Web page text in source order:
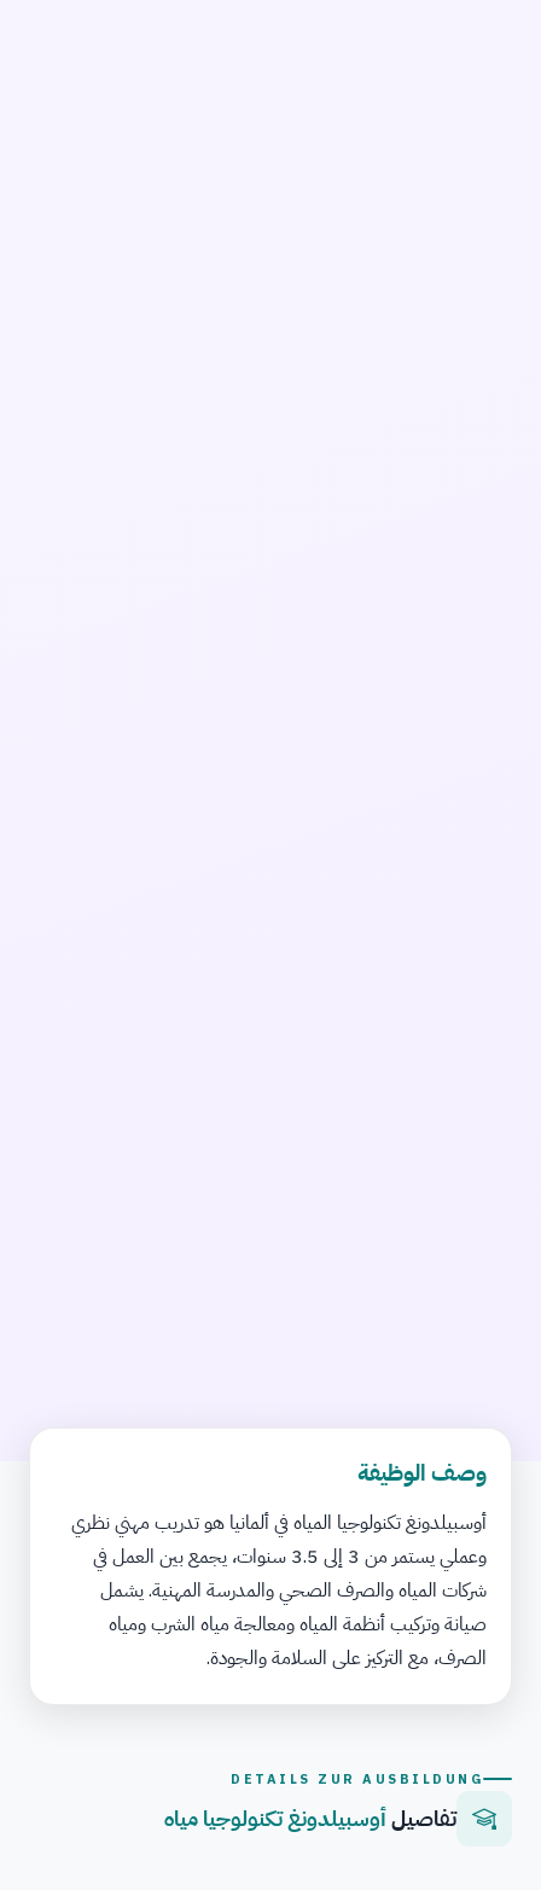
وصف الوظيفة
أوسبيلدونغ تكنولوجيا المياه في ألمانيا هو تدريب مهني نظري
وعملي يستمر من 3 إلى 3.5 سنوات، يجمع بين العمل في
شركات المياه والصرف الصحي والمدرسة المهنية. يشمل
صيانة وتركيب أنظمة المياه ومعالجة مياه الشرب ومياه
الصرف، مع التركيز على السلامة والجودة.
DETAILS ZUR AUSBILDUNG
تفاصيلأوسبيلدونغ تكنولوجيا مياه